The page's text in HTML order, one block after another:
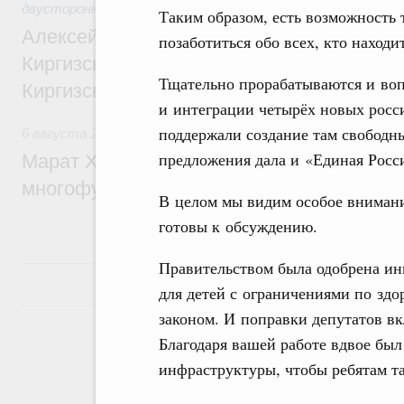
Таким образом, есть
позаботиться обо всех, кто
Тщательно прорабатываются и
и интеграции четырёх новых
поддержали создание там
предложения дала и «Единая
В целом мы видим особое
готовы к обсуждению.
Правительством была одобрена
для детей с ограничениями по
законом. И поправки депутатов
Благодаря вашей работе вдвое
инфраструктуры, чтобы ребятам
двусторонней основе
Алексей Оверчук принял участие в
Киргизского экономического форума и
Киргизской межрегиональной
Дорожное хозяйство
Марат Хуснуллин: На двух скоростных
многофункциональные зоны дорожного